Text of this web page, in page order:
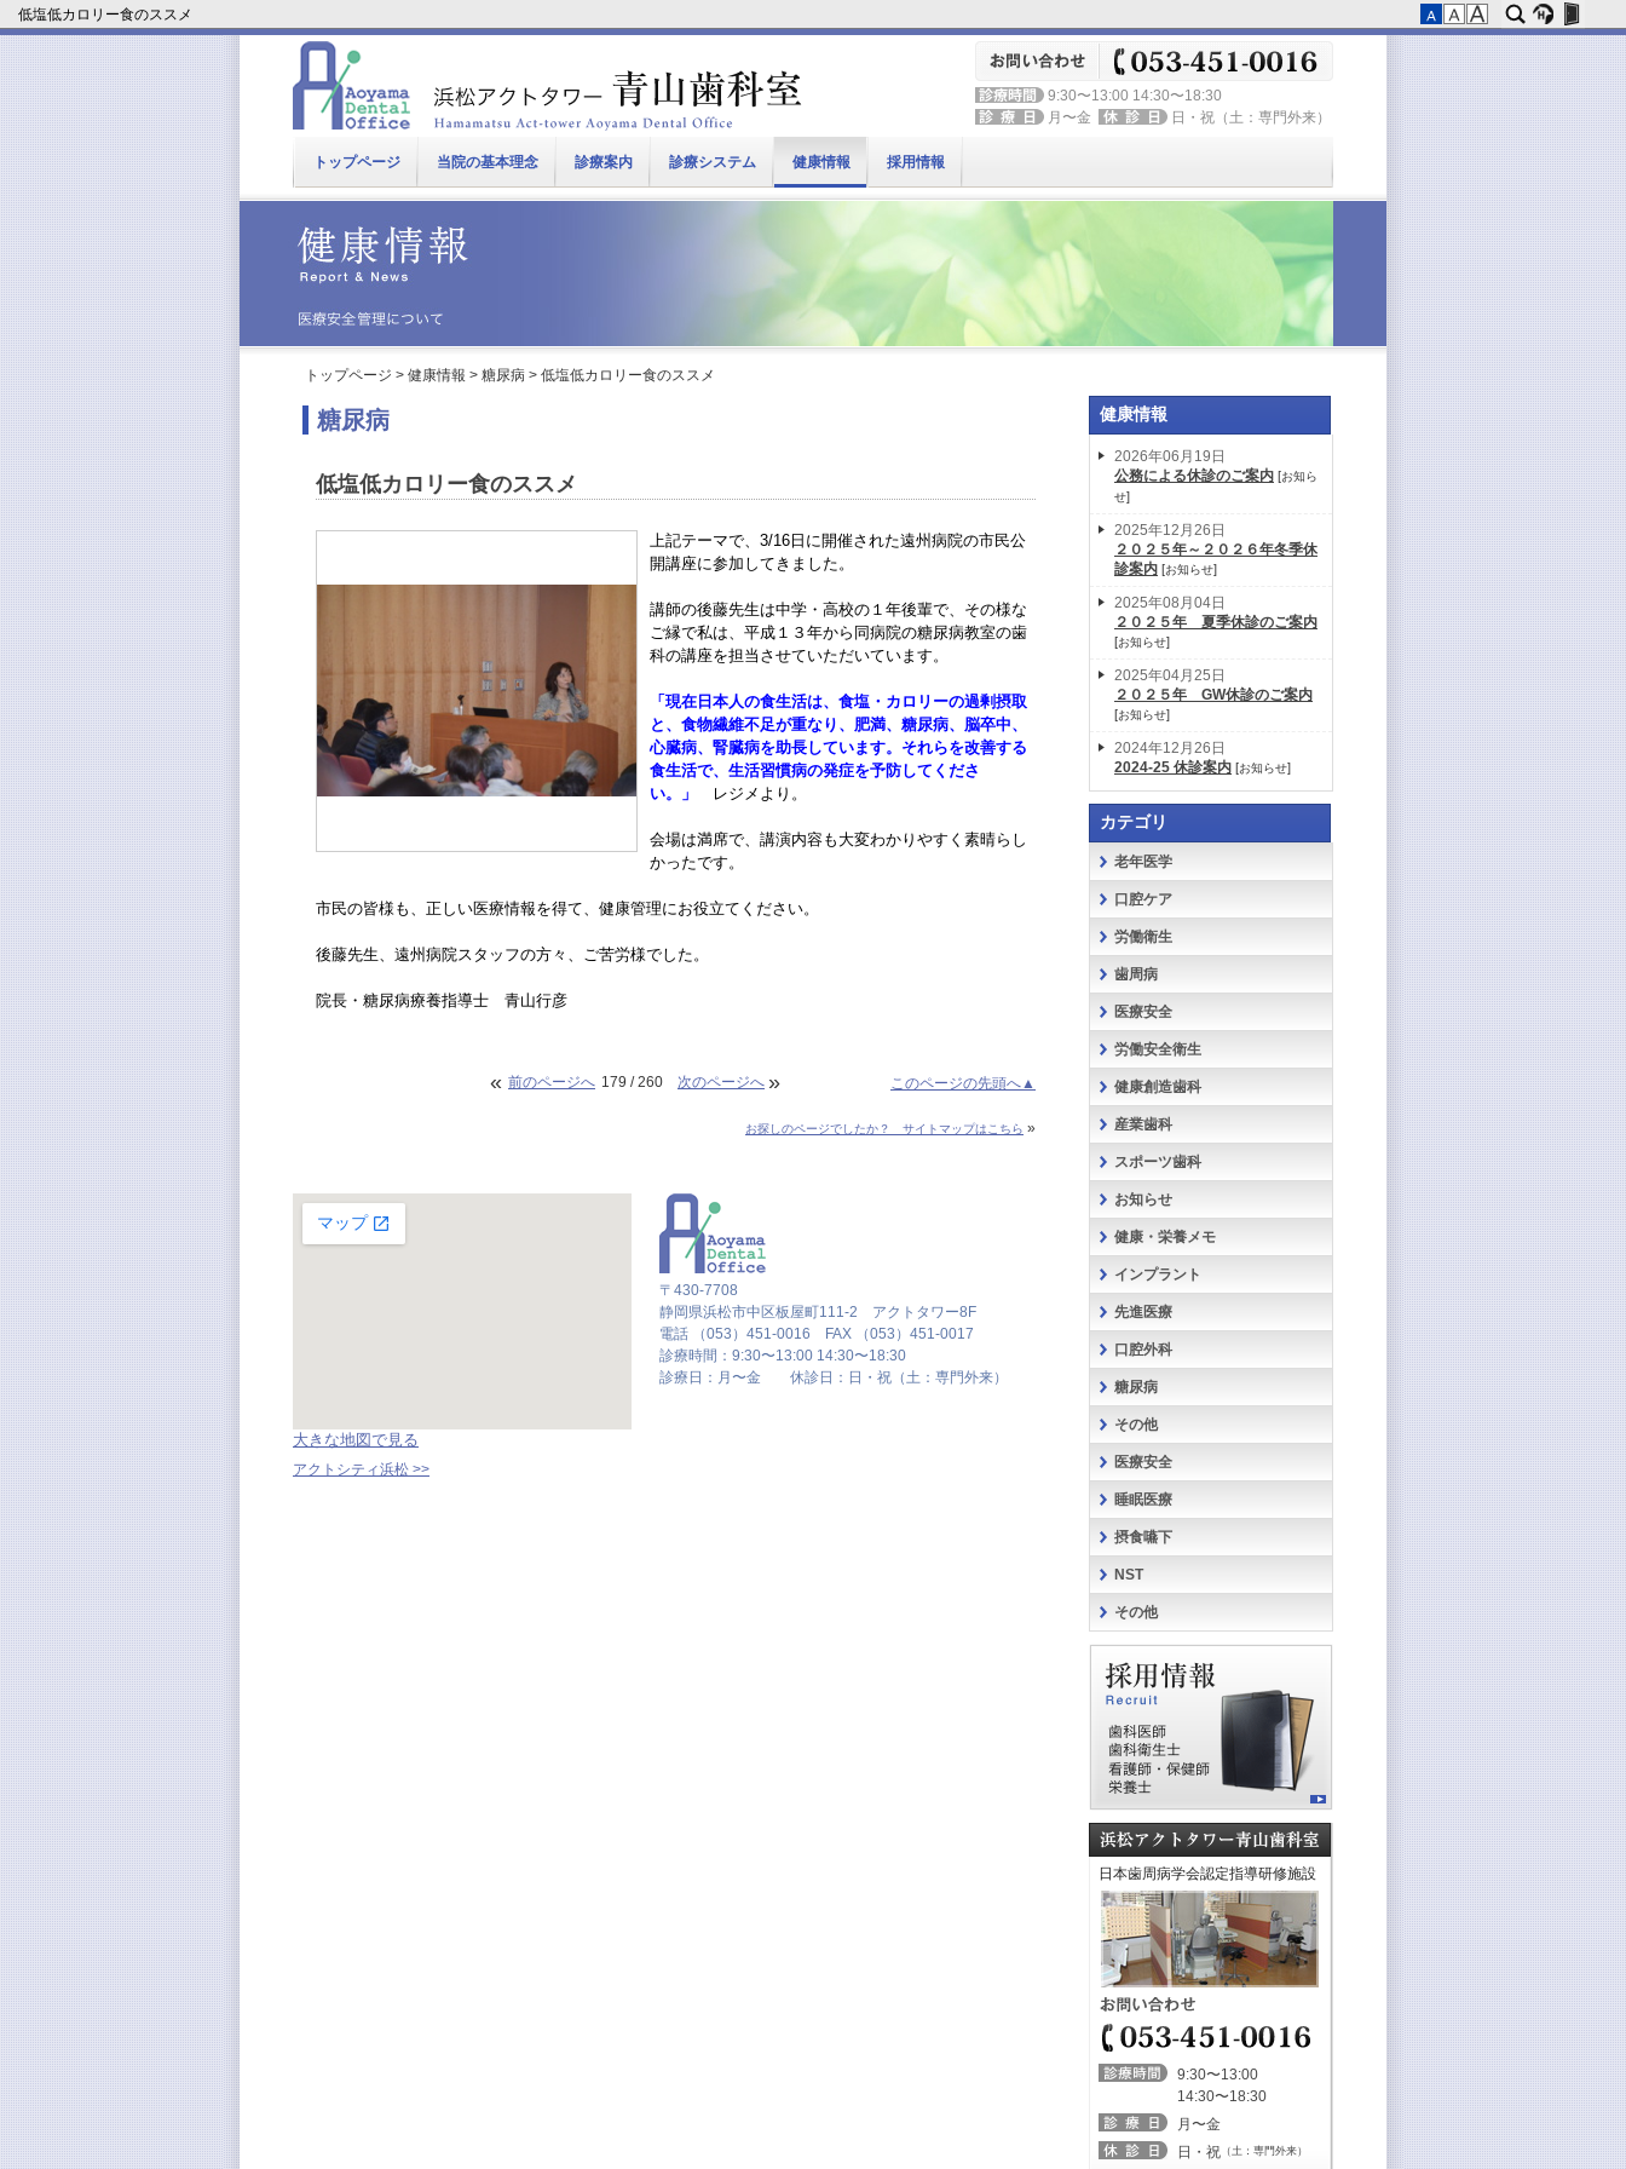
低塩低カロリー食のススメ
9:30〜13:00 14:30〜18:30
月〜金
日・祝（土：専門外来）
トップページ 当院の基本理念 診療案内 診療システム 健康情報 採用情報
トップページ > 健康情報 > 糖尿病 > 低塩低カロリー食のススメ
糖尿病
低塩低カロリー食のススメ
上記テーマで、3/16日に開催された遠州病院の市民公
開講座に参加してきました。
講師の後藤先生は中学・高校の１年後輩で、その様な
ご縁で私は、平成１３年から同病院の糖尿病教室の歯
科の講座を担当させていただいています。
「現在日本人の食生活は、食塩・カロリーの過剰摂取
と、食物繊維不足が重なり、肥満、糖尿病、脳卒中、
心臓病、腎臓病を助長しています。それらを改善する
食生活で、生活習慣病の発症を予防してくださ
い。」
レジメより。
会場は満席で、講演内容も大変わかりやすく素晴らし
かったです。
市民の皆様も、正しい医療情報を得て、健康管理にお役立てください。
後藤先生、遠州病院スタッフの方々、ご苦労様でした。
院長・糖尿病療養指導士 青山行彦
« 前のページへ 179 / 260 次のページへ » このページの先頭へ▲
お探しのページでしたか？ サイトマップはこちら »
大きな地図で見る
アクトシティ浜松 >>
〒430-7708
静岡県浜松市中区板屋町111-2 アクトタワー8F
電話 （053）451-0016 FAX （053）451-0017
診療時間：9:30〜13:00 14:30〜18:30
診療日：月〜金 休診日：日・祝（土：専門外来）
健康情報
2026年06月19日
公務による休診のご案内 [お知ら
せ]
2025年12月26日
２０２５年～２０２６年冬季休
診案内 [お知らせ]
2025年08月04日
２０２５年 夏季休診のご案内
[お知らせ]
2025年04月25日
２０２５年 GW休診のご案内
[お知らせ]
2024年12月26日
2024-25 休診案内 [お知らせ]
カテゴリ
老年医学
口腔ケア
労働衛生
歯周病
医療安全
労働安全衛生
健康創造歯科
産業歯科
スポーツ歯科
お知らせ
健康・栄養メモ
インプラント
先進医療
口腔外科
糖尿病
その他
医療安全
睡眠医療
摂食嚥下
NST
その他
日本歯周病学会認定指導研修施設
9:30〜13:00
14:30〜18:30
月〜金
日・祝 （土：専門外来）